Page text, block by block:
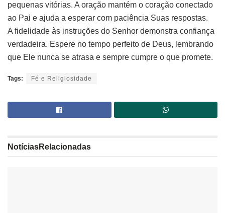
pequenas vitórias. A oração mantém o coração conectado
ao Pai e ajuda a esperar com paciência Suas respostas.
A fidelidade às instruções do Senhor demonstra confiança
verdadeira. Espere no tempo perfeito de Deus, lembrando
que Ele nunca se atrasa e sempre cumpre o que promete.
Tags: Fé e Religiosidade
NotíciasRelacionadas